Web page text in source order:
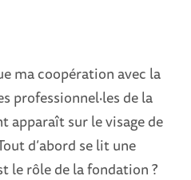
ma coopération avec la
professionnel·les de la
apparaît sur le visage de
d’abord se lit une
le rôle de la fondation ?